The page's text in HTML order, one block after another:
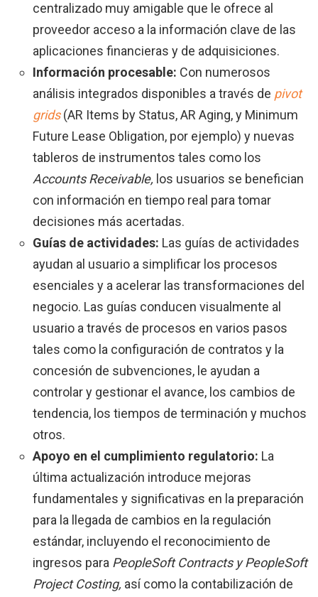
centralizado muy amigable que le ofrece al
proveedor acceso a la información clave de las
aplicaciones financieras y de adquisiciones.
Información procesable: Con numerosos
análisis integrados disponibles a través de pivot
grids(AR Items by Status, AR Aging, y Minimum
Future Lease Obligation, por ejemplo) y nuevas
tableros de instrumentos tales como los
Accounts Receivable, los usuarios se benefician
con información en tiempo real para tomar
decisiones más acertadas.
Guías de actividades: Las guías de actividades
ayudan al usuario a simplificar los procesos
esenciales y a acelerar las transformaciones del
negocio. Las guías conducen visualmente al
usuario a través de procesos en varios pasos
tales como la configuración de contratos y la
concesión de subvenciones, le ayudan a
controlar y gestionar el avance, los cambios de
tendencia, los tiempos de terminación y muchos
otros.
Apoyo en el cumplimiento regulatorio: La
última actualización introduce mejoras
fundamentales y significativas en la preparación
para la llegada de cambios en la regulación
estándar, incluyendo el reconocimiento de
ingresos para PeopleSoft Contracts y PeopleSoft
Project Costing, así como la contabilización de